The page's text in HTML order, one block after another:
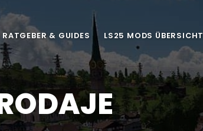
RATGEBER & GUIDES LS25 MODS ÜBERSICHT